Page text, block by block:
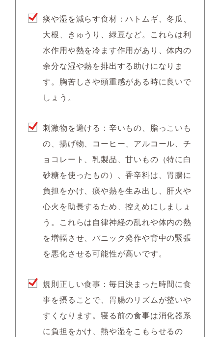
痰や湿を減らす食材：ハトムギ、冬瓜、
大根、きゅうり、緑豆など。これらは利
水作用や熱を冷ます作用があり、体内の
余分な湿や熱を排出する助けになりま
す。胸苦しさや頭重感がある時に良いで
しょう。
刺激物を避ける：辛いもの、脂っこいも
の、揚げ物、コーヒー、アルコール、チ
ョコレート、乳製品、甘いもの（特に白
砂糖を使ったもの）、香辛料は、胃腸に
負担をかけ、痰や熱を生み出し、肝火や
心火を助長するため、控えめにしましょ
う。これらは自律神経の乱れや体内の熱
を増幅させ、パニック発作や背中の緊張
を悪化させる可能性が高いです。
規則正しい食事：毎日決まった時間に食
事を摂ることで、胃腸のリズムが整いや
すくなります。寝る前の食事は消化器系
に負担をかけ、熱や湿をこもらせるの